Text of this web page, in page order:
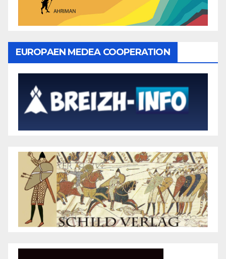
EUROPAEN MEDEA COOPERATION